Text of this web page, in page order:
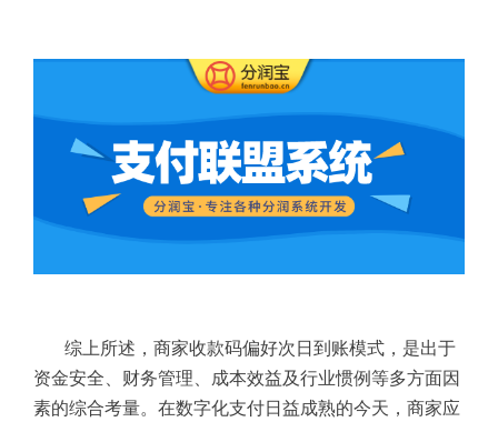
综上所述，商家收款码偏好次日到账模式，是出于
资金安全、财务管理、成本效益及行业惯例等多方面因
素的综合考量。在数字化支付日益成熟的今天，商家应